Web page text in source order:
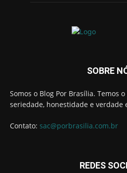
SOBRE
Somos o Blog Por Brasília. Temos
seriedade, honestidade e verdade
Contato: sac@porbrasilia.com.br
REDES